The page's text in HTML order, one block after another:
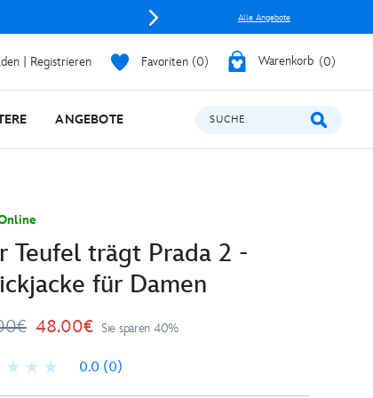
Alle Angebote
| Registrieren Favoriten 0 Warenkorb 0
ANGEBOTE SUCHE
Teufel trägt Prada 2 -
für Damen
48.00€ Sie sparen 40%
0.0 (0)